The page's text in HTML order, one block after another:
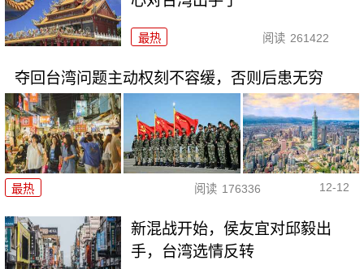
最热 阅读 261422
夺回台湾问题主动权刻不容缓，否则后患无穷
最热 阅读 176336 12-12
新混战开始，侯友宜对邱毅出
手，台湾选情反转